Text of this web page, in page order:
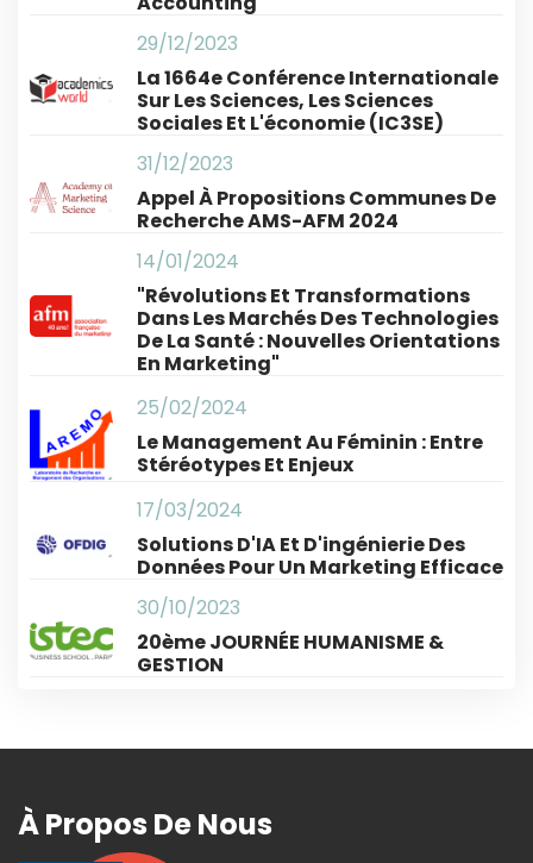
29/12/2023
La 1664e Conférence Internationale
Sur Les Sciences, Les Sciences
Sociales Et L'économie (IC3SE)
31/12/2023
Appel À Propositions Communes De
Recherche AMS-AFM 2024
14/01/2024
"Révolutions Et Transformations
Dans Les Marchés Des Technologies
De La Santé : Nouvelles Orientations
En Marketing"
25/02/2024
Le Management Au Féminin : Entre
Stéréotypes Et Enjeux
17/03/2024
Solutions D'IA Et D'ingénierie Des
Données Pour Un Marketing Efficace
30/10/2023
20ème JOURNÉE HUMANISME &
GESTION
À Propos De Nous